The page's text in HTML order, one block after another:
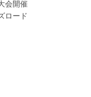
会開催
ロード